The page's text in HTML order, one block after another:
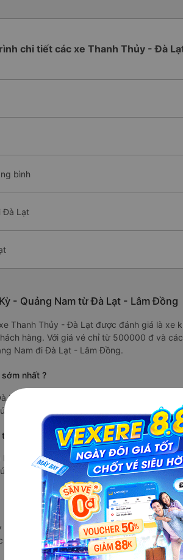
chi tiết các xe Thanh Thủy - Đà
bình
Đà Lạt
- Quảng Nam từ Đà Lạt - Lâm Đồng
Thanh Thủy - Đà Lạt được đánh giá là xe
hàng. Với giá vé chỉ từ 500000 đ và
Nam đi Đà Lạt - Lâm Đồng.
nhất ?
Lạt - Lâm Đồng xuất phát vào lúc 17:45
17:45 và dự kiến sẽ trả khách ở Đà Lạt -
nhất ?
- Lâm Đồng xuất phát vào lúc 19:00 là
19:00 tại Tam Kỳ - Quảng Nam và dự
Tết 2027 từ Tam Kỳ đi
Đà Lạt vẫn chưa được công bố.
xe khách đi tuyến đường Tam Kỳ -